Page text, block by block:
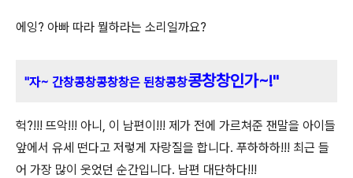
에잉? 아빠 따라 뭘하라는 소리일까요?
"자~ 간창콩창콩창창은 된창콩창콩창창인가~!"
헉?!!! 뜨악!!! 아니, 이 남편이!!! 제가 전에 가르쳐준 잰말을 아이 들
앞에서 유세 떤다고 저렇게 자랑질을 합니다. 푸하하하!!! 최근 들
어 가장 많이 웃었던 순간입니다. 남편 대단하다!!!